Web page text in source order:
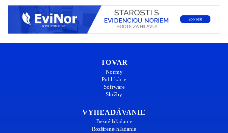
TOVAR
Normy
Publikácie
Software
Služby
VYHĽADÁVANIE
Bežné hľadanie
Rozšírené hľadanie